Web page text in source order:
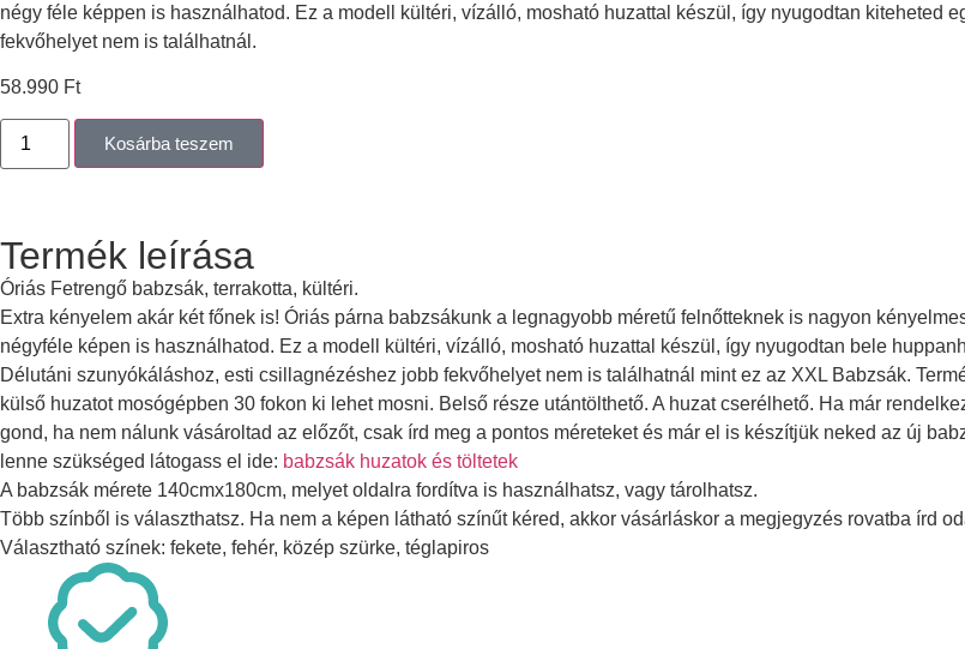
négy féle képpen is használhatod. Ez a modell kültéri, vízálló, mosható huzattal készül, így nyugodtan kiteheted
fekvőhelyet nem is találhatnál.
58.990 Ft
Kosárba teszem
Termék leírása
Óriás Fetrengő babzsák, terrakotta, kültéri.
Extra kényelem akár két főnek is! Óriás párna babzsákunk a legnagyobb méretű felnőtteknek is nagyon
négyféle képen is használhatod. Ez a modell kültéri, vízálló, mosható huzattal készül, így nyugodtan bele
Délutáni szunyókáláshoz, esti csillagnézéshez jobb fekvőhelyet nem is találhatnál mint ez az XXL Babzsák.
külső huzatot mosógépben 30 fokon ki lehet mosni. Belső része utántölthető. A huzat cserélhető. Ha már
gond, ha nem nálunk vásároltad az előzőt, csak írd meg a pontos méreteket és már el is készítjük neked az új
lenne szükséged látogass el ide: babzsák huzatok és töltetek
A babzsák mérete 140cmx180cm, melyet oldalra fordítva is használhatsz, vagy tárolhatsz.
Több színből is választhatsz. Ha nem a képen látható színűt kéred, akkor vásárláskor a megjegyzés rovatba írd
Választható színek: fekete, fehér, közép szürke, téglapiros